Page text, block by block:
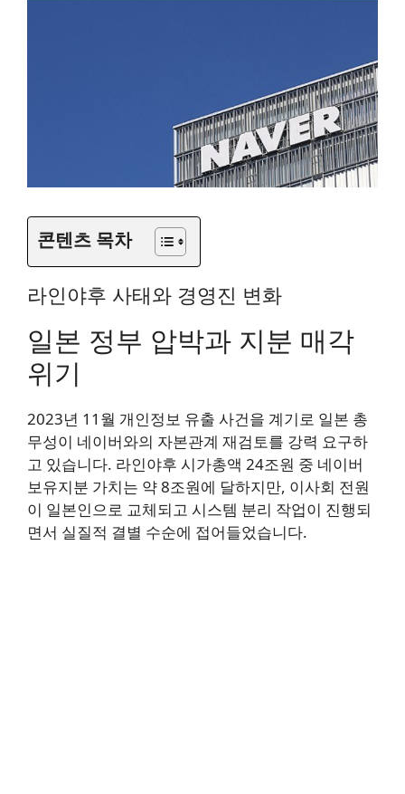
콘텐츠 목차
라인야후 사태와 경영진 변화
일본 정부 압박과 지분 매각
위기
2023년 11월 개인정보 유출 사건을 계기로 일본 총
무성이 네이버와의 자본관계 재검토를 강력 요구하
고 있습니다. 라인야후 시가총액 24조원 중 네이버
보유지분 가치는 약 8조원에 달하지만, 이사회 전원
이 일본인으로 교체되고 시스템 분리 작업이 진행되
면서 실질적 결별 수순에 접어들었습니다.